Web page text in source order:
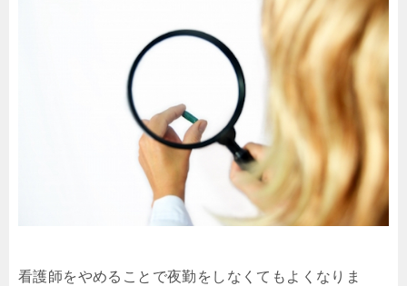
看護師をやめることで夜勤をしなくてもよくなりま